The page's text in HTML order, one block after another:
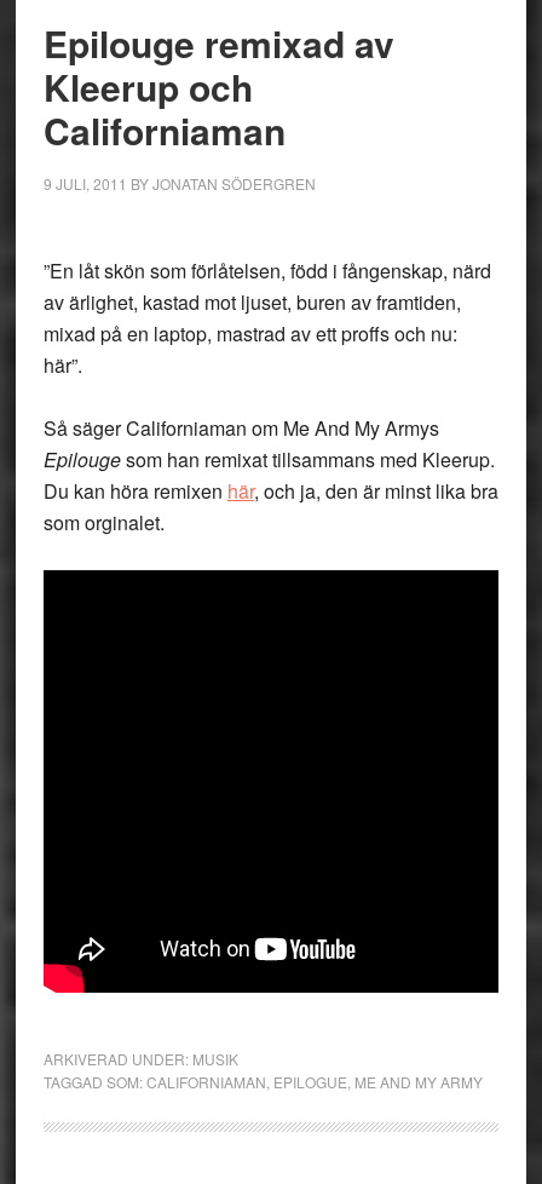
Epilouge remixad av
Kleerup och
Californiaman
9 JULI, 2011 BYJONATAN SÖDERGREN
”En låt skön som förlåtelsen, född i fångenskap, närd
av ärlighet, kastad mot ljuset, buren av framtiden,
mixad på en laptop, mastrad av ett proffs och nu:
här”.
Så säger Californiaman om Me And My Armys
Epilougesom han remixat tillsammans med Kleerup.
Du kan höra remixen här, och ja, den är minst lika bra
som orginalet.
ARKIVERAD UNDER: MUSIK
TAGGAD SOM:CALIFORNIAMAN EPILOGUE ME AND MY ARMY